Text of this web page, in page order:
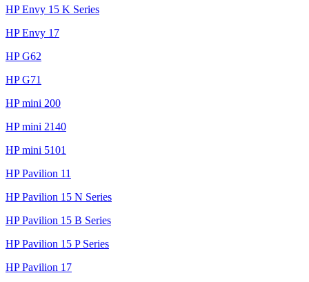
HP Envy 15 K Series
HP Envy 17
HP G62
HP G71
HP mini 200
HP mini 2140
HP mini 5101
HP Pavilion 11
HP Pavilion 15 N Series
HP Pavilion 15 B Series
HP Pavilion 15 P Series
HP Pavilion 17